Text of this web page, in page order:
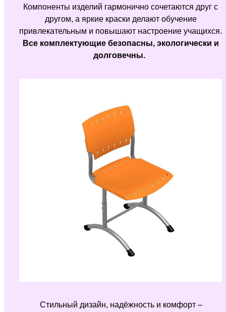
Компоненты изделий гармонично сочетаются друг с
другом, а яркие краски делают обучение
привлекательным и повышают настроение учащихся.
Все комплектующие безопасны, экологически и
долговечны.
Стильный дизайн, надёжность и комфорт –